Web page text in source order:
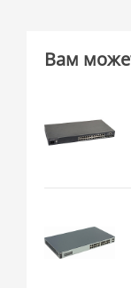
Вам